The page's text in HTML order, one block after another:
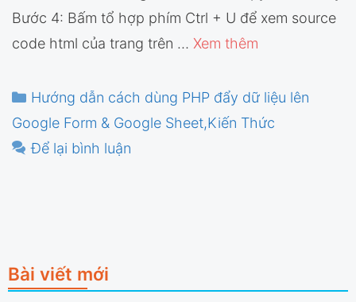
Bước 4: Bấm tổ hợp phím Ctrl + U để xem source
code html của trang trên … Xem thêm
Danh
mục
Hướng dẫn cách dùng PHP đẩy dữ liệu lên
Google Form & Google Sheet,Kiến Thức
Để lại bình luận
Bài viết mới